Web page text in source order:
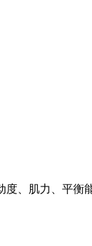
、肌力、平衡